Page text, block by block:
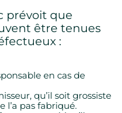
prévoit que
être tenues
:
en cas de
qu’il soit grossiste
l’a pas fabriqué.